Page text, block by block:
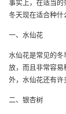
事实上，在适当的
冬天现在适合种什
一、水仙花
水仙花是常见的
放，而且非常容
外，水仙花还有许
二、银杏树